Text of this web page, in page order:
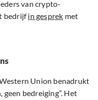
van crypto-
bedrijfin gesprek met
Union benadrukt
geen bedreiging”. Het